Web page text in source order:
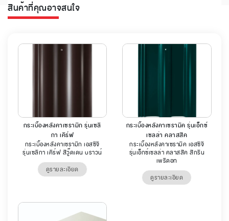
สินค้าที่คุณอาจสนใจ
กระเบื้องหลังคาเซรามิก รุ่นเซลิ
กา เคิร์ฟ
กระเบื้องหลังคาเซรามิก เอสซีจี
รุ่นเซลิกา เคิร์ฟ สีวู๊ดเดน บราวน์
ดูรายละเอียด
กระเบื้องหลังคาเซรามิค รุ่นเอ็กซ์
เซลล่า คลาสสิค
กระเบื้องหลังคาเซรามิค เอสซีจี
รุ่นเอ็กซ์เซลล่า คลาสสิค สีกรีน
เพริดอท
ดูรายละเอียด